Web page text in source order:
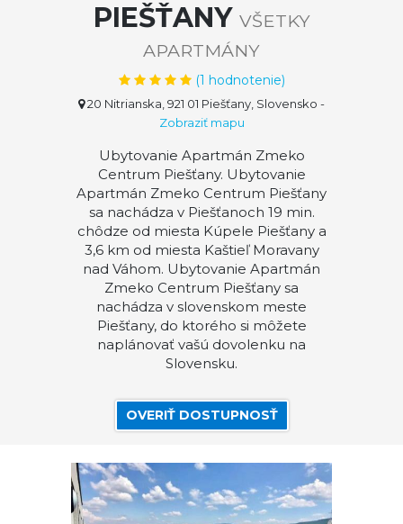
PIEŠŤANY VŠETKY
APARTMÁNY
(1 hodnotenie)
20 Nitrianska, 921 01 Piešťany, Slovensko -
Zobraziť mapu
Ubytovanie Apartmán Zmeko
Centrum Piešťany. Ubytovanie
Apartmán Zmeko Centrum Piešťany
sa nachádza v Piešťanoch 19 min.
chôdze od miesta Kúpele Piešťany a
3,6 km od miesta Kaštieľ Moravany
nad Váhom. Ubytovanie Apartmán
Zmeko Centrum Piešťany sa
nachádza v slovenskom meste
Piešťany, do ktorého si môžete
naplánovať vašú dovolenku na
Slovensku.
OVERIŤ DOSTUPNOSŤ